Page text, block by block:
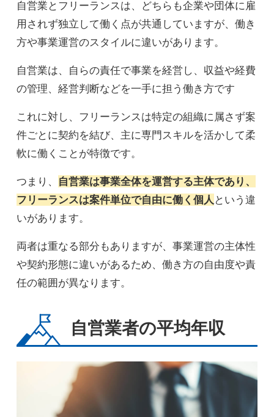
自営業とフリーランスは、どちらも企業や団体に雇
用されず独立して働く点が共通していますが、働き
方や事業運営のスタイルに違いがあります。
自営業は、自らの責任で事業を経営し、収益や経費
の管理、経営判断などを一手に担う働き方です
これに対し、フリーランスは特定の組織に属さず案
件ごとに契約を結び、主に専門スキルを活かして柔
軟に働くことが特徴です。
つまり、
自営業は事業全体を運営する主体であり、
フリーランスは案件単位で自由に働く個人 という違
いがあります。
両者は重なる部分もありますが、事業運営の主体性
や契約形態に違いがあるため、働き方の自由度や責
任の範囲が異なります。
自営業者の平均年収